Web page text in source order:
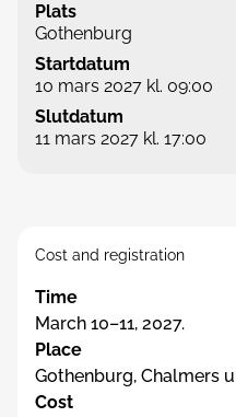
Plats
Gothenburg
Startdatum
10 mars 2027 kl. 09:00
Slutdatum
11 mars 2027 kl. 17:00
Cost and registration
Time
March 10–11, 2027.
Place
Gothenburg, Chalmers
Cost